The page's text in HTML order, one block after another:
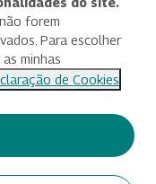
forem
Para escolher
minhas
de Cookies